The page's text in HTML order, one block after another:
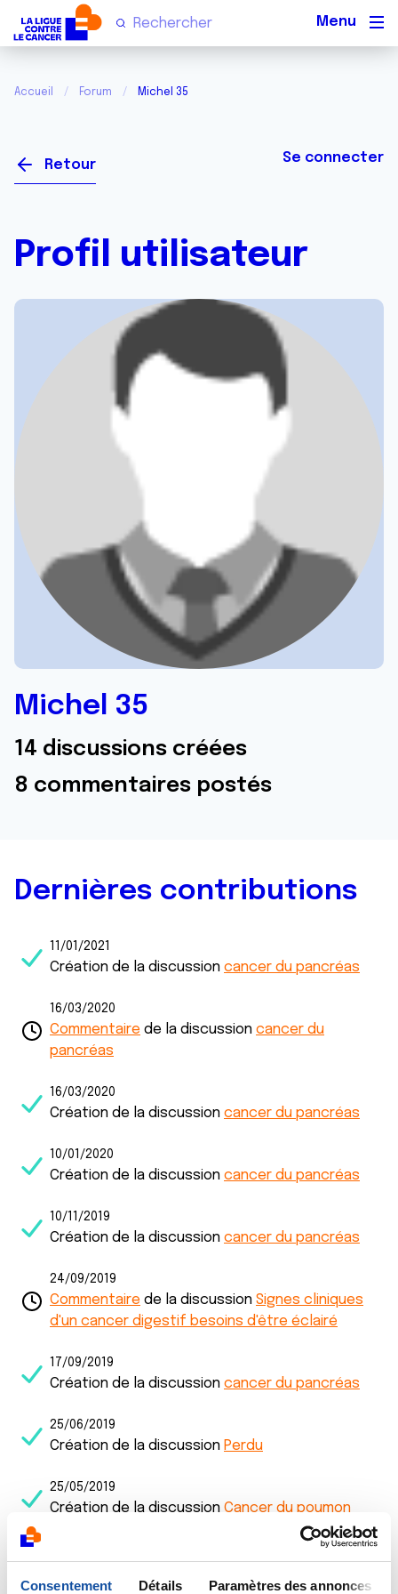
Consentement Détails Paramètres des annonces
Accueil Forum Michel 35
Retour Se connecter
Profil utilisateur
Michel 35
14 discussions créées
8 commentaires postés
Dernières contributions
11/01/2021
Création de la discussion cancer du pancréas
16/03/2020
Commentaire de la discussion cancer du
pancréas
16/03/2020
Création de la discussion cancer du pancréas
10/01/2020
Création de la discussion cancer du pancréas
10/11/2019
Création de la discussion cancer du pancréas
24/09/2019
Commentaire de la discussion Signes cliniques
d'un cancer digestif besoins d'être éclairé
17/09/2019
Création de la discussion cancer du pancréas
25/06/2019
Création de la discussion Perdu
25/05/2019
Création de la discussion Cancer du poumon